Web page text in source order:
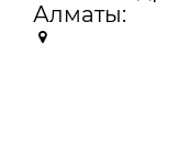
Алматы: